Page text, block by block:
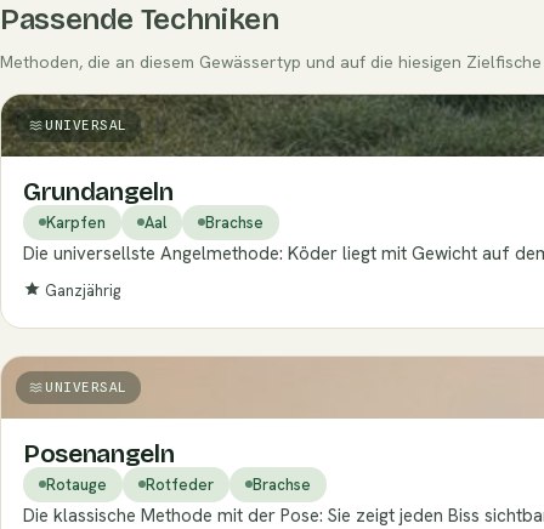
Passende Techniken
Methoden, die an diesem Gewässertyp und auf die hiesigen
UNIVERSAL
Grundangeln
Karpfen Aal Brachse
Die universellste Angelmethode: Köder liegt mit Gewicht auf
Ganzjährig
UNIVERSAL
Posenangeln
Rotauge Rotfeder Brachse
Die klassische Methode mit der Pose: Sie zeigt jeden Biss